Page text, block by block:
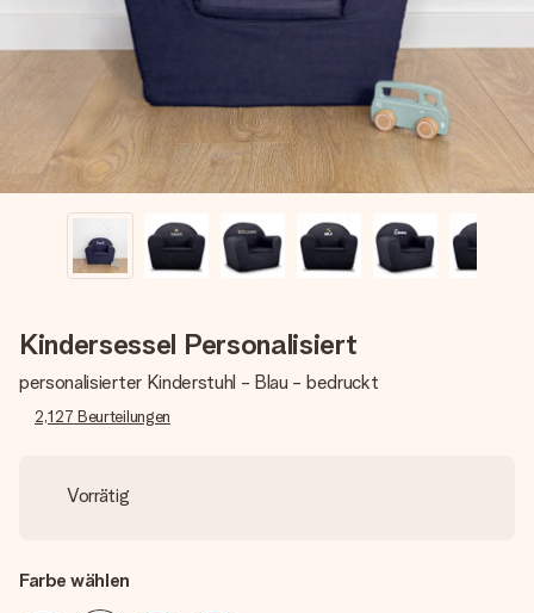
Montag - Freitag : 8:30 - 17:00 Uhr
Samstag - Sonntag : 8:30 - 13:00 Uhr
Kindersessel Personalisiert
personalisierter Kinderstuhl - Blau - bedruckt
2,127 Beurteilungen
Vorrätig
Farbe wählen